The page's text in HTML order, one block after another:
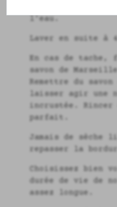
l'eau.
Laver en suite à
En cas de
savon de
Remettre du
laisser agir une
incrustée.
parfait.
Jamais de
repasser la
Choisissez bien
durée de vie de
assez longue.